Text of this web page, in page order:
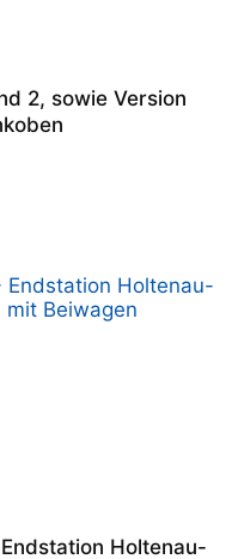
2, sowie Version
Holtenau-